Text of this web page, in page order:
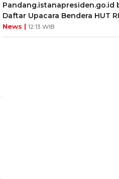
Pandang.istanapresiden.go.id
Daftar Upacara Bendera HUT
Istana Negara
News | 12:13 WIB